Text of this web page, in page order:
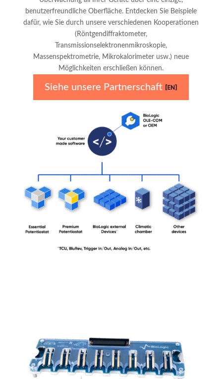
benutzerfreundliche Oberfläche. Entdecken Sie Beispiele
dafür, wie Sie durch unsere verschiedenen Kooperationen
(Röntgendiffraktometer,
Transmissionselektronenmikroskopie,
Massenspektrometrie, Mikrokalorimeter usw.) neue
Möglichkeiten erschließen können.
Siehe unsere Partnerschaft